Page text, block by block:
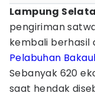
Lampung
pengiriman
kembali berhasil
Pelabuhan
Sebanyak 620
saat hendak